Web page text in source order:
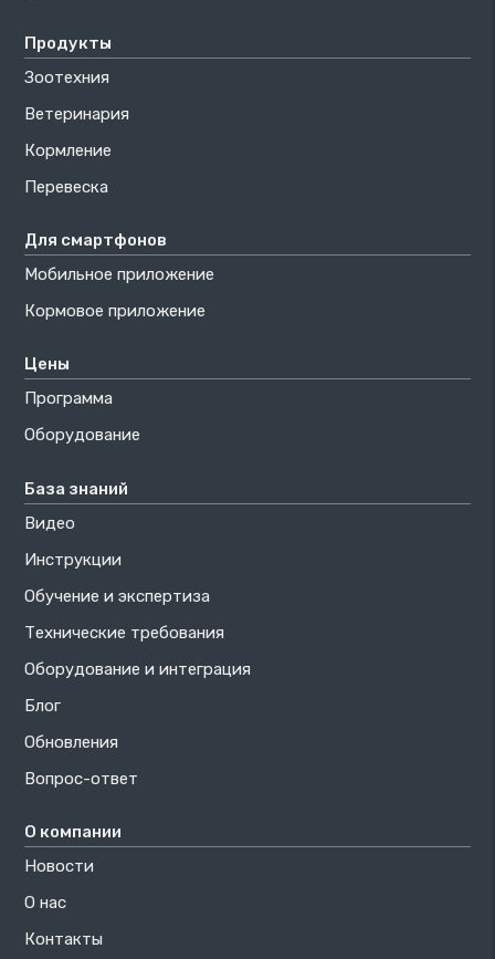
Продукты
Зоотехния
Ветеринария
Кормление
Перевеска
Для смартфонов
Мобильное приложение
Кормовое приложение
Цены
Программа
Оборудование
База знаний
Видео
Инструкции
Обучение и экспертиза
Технические требования
Оборудование и интеграция
Блог
Обновления
Вопрос-ответ
О компании
Новости
О нас
Контакты